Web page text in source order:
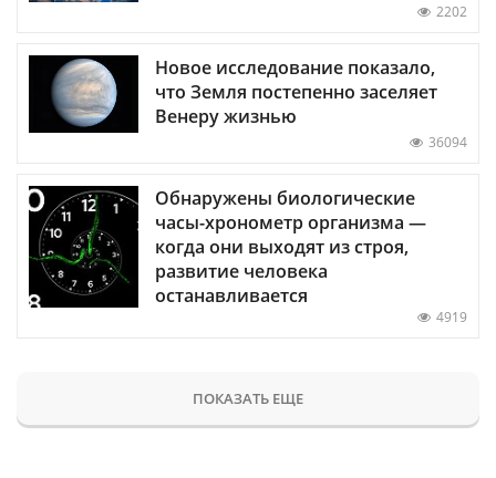
2202
Новое исследование показало,
что Земля постепенно заселяет
Венеру жизнью
36094
Обнаружены биологические
часы-хронометр организма —
когда они выходят из строя,
развитие человека
останавливается
4919
ПОКАЗАТЬ ЕЩЕ